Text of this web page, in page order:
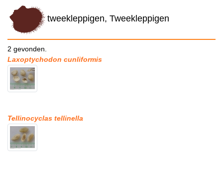
tweekleppigen, Tweekleppigen
2 gevonden.
Laxoptychodon cunliformis
Tellinocyclas tellinella